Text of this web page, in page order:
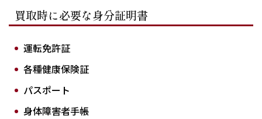
買取時に必要な身分証明書
運転免許証
各種健康保険証
パスポート
身体障害者手帳